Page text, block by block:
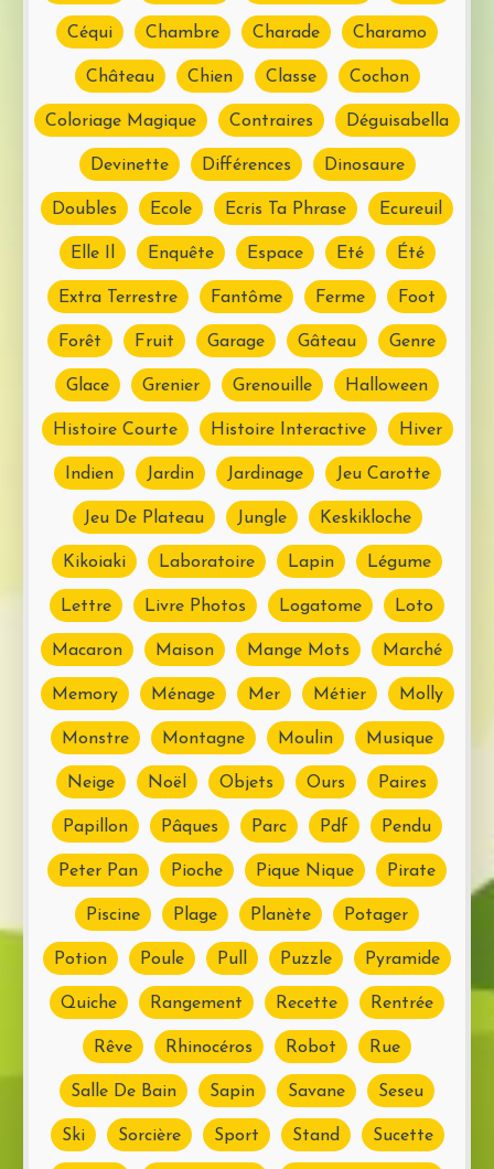
Céqui Chambre Charade Charamo
Château Chien Classe Cochon
Coloriage Magique Contraires Déguisabella
Devinette Différences Dinosaure
Doubles Ecole Ecris Ta Phrase Ecureuil
Elle Il Enquête Espace Eté Été
Extra Terrestre Fantôme Ferme Foot
Forêt Fruit Garage Gâteau Genre
Glace Grenier Grenouille Halloween
Histoire Courte Histoire Interactive Hiver
Indien Jardin Jardinage Jeu Carotte
Jeu De Plateau Jungle Keskikloche
Kikoiaki Laboratoire Lapin Légume
Lettre Livre Photos Logatome Loto
Macaron Maison Mange Mots Marché
Memory Ménage Mer Métier Molly
Monstre Montagne Moulin Musique
Neige Noël Objets Ours Paires
Papillon Pâques Parc Pdf Pendu
Peter Pan Pioche Pique Nique Pirate
Piscine Plage Planète Potager
Potion Poule Pull Puzzle Pyramide
Quiche Rangement Recette Rentrée
Rêve Rhinocéros Robot Rue
Salle De Bain Sapin Savane Seseu
Ski Sorcière Sport Stand Sucette